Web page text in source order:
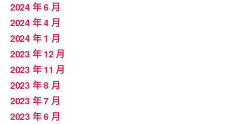
2024 年 6 月
2024 年 4 月
2024 年 1 月
2023 年 12 月
2023 年 11 月
2023 年 8 月
2023 年 7 月
2023 年 6 月